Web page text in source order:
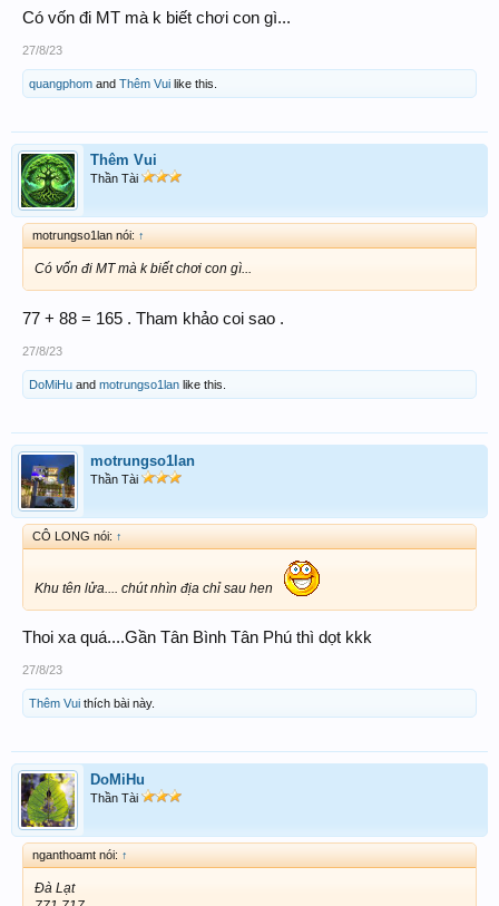
Có vốn đi MT mà k biết chơi con gì...
27/8/23
quangphom and Thêm Vui like this.
Thêm Vui
Thần Tài
motrungso1lan nói: ↑
Có vốn đi MT mà k biết chơi con gì...
77 + 88 = 165 . Tham khảo coi sao .
27/8/23
DoMiHu and motrungso1lan like this.
motrungso1lan
Thần Tài
CÔ LONG nói: ↑
Khu tên lửa.... chút nhìn địa chỉ sau hen
Thoi xa quá....Gần Tân Bình Tân Phú thì dọt kkk
27/8/23
Thêm Vui thích bài này.
DoMiHu
Thần Tài
nganthoamt nói: ↑
Đà Lạt